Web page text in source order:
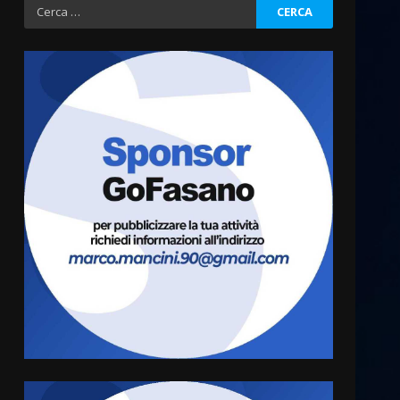
Ricerca
per:
Fasanese ferito a colpi di
arma da fuoco
6 Agosto 2026 18:13
4
Carta d’identità: continua il
piano di aperture
straordinarie del Comune di
Fasano
6 Agosto 2026 14:16
5
Grazia Neglia, coordinatrice
cittadina di Fratelli d’Italia,
pronta a tornare in Consiglio
6 Agosto 2026 08:00